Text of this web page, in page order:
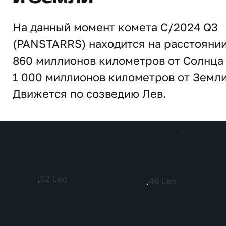
На данный момент комета C/2024 Q3
(PANSTARRS) находится на
860 миллионов километров от Солнца
1 000 миллионов километров от
Движется по созведию Лев.